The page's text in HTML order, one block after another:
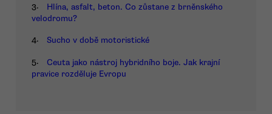
3.
Hlína, asfalt, beton. Co zůstane z brněnského
velodromu?
4. Sucho v době motoristické
5.
Ceuta jako nástroj hybridního boje. Jak krajní
pravice rozděluje Evropu